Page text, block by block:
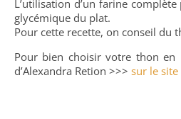
L’utilisation d’un farine
glycémique du plat.
Pour cette recette, on conseil du
Pour bien choisir votre thon en
d’Alexandra Retion >>> sur le